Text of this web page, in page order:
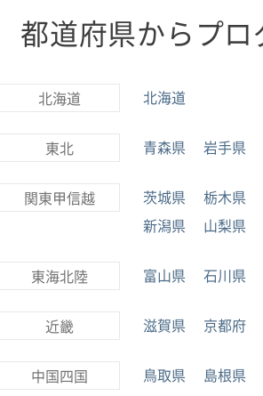
都道府県からプ
北海道 北海道
東北 青森県 岩手県
関東甲信越 茨城県 栃木県
新潟県
山梨県
東海北陸 富山県 石川県
近畿 滋賀県 京都府
中国四国 鳥取県 島根県